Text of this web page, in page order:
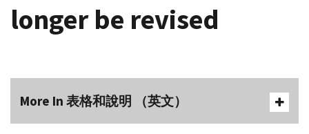
longer be revised
More In 表格和說明 （英文）